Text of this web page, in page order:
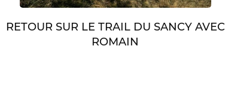
RETOUR SUR LE TRAIL DU SANCY AVEC
ROMAIN